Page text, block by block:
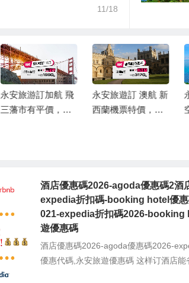
11/18
永安旅游訂加航 飛
三藩市有平價，香
永安旅遊訂 澳航 新
西蘭機票特價，香
2月中前
酒店優惠碼2026-agoda優惠碼2酒
expedia折扣碼-booking hotel優
021-expedia折扣碼2026-booking
遊優惠碼
酒店優惠碼2026-agoda優惠碼2026-
優惠代碼,永安旅遊優惠碼 这样订酒店